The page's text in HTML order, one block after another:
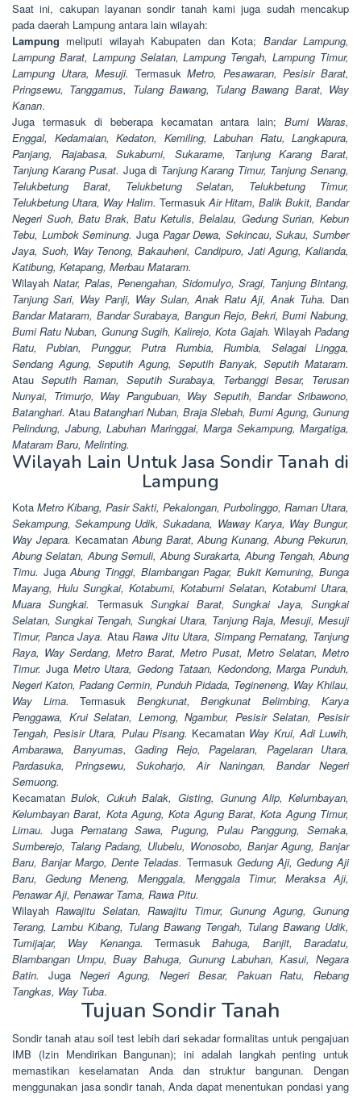
Saat ini, cakupan layanan sondir tanah kami juga sudah mencakup
pada daerah Lampung antara lain wilayah:
Lampung meliputi wilayah Kabupaten dan Kota; Bandar Lampung,
Lampung Barat, Lampung Selatan, Lampung Tengah, Lampung Timur,
Lampung Utara, Mesuji. TermasukMetro, Pesawaran, Pesisir Barat,
Pringsewu, Tanggamus, Tulang Bawang, Tulang Bawang Barat, Way
Kanan.
Juga termasuk di beberapa kecamatan antara lain;Bumi Waras,
Enggal, Kedamaian, Kedaton, Kemiling, Labuhan Ratu, Langkapura,
Panjang, Rajabasa, Sukabumi, Sukarame, Tanjung Karang Barat,
Tanjung Karang Pusat. Juga di Tanjung Karang Timur, Tanjung Senang,
Telukbetung Barat, Telukbetung Selatan, Telukbetung Timur,
Telukbetung Utara, Way Halim. TermasukAir Hitam, Balik Bukit, Bandar
Negeri Suoh, Batu Brak, Batu Ketulis, Belalau, Gedung Surian, Kebun
Tebu, Lumbok Seminung. JugaPagar Dewa, Sekincau, Sukau, Sumber
Jaya, Suoh, Way Tenong, Bakauheni, Candipuro, Jati Agung, Kalianda,
Katibung, Ketapang, Merbau Mataram.
Wilayah Natar, Palas, Penengahan, Sidomulyo, Sragi, Tanjung Bintang,
Tanjung Sari, Way Panji, Way Sulan, Anak Ratu Aji, Anak Tuha. Dan
Bandar Mataram, Bandar Surabaya, Bangun Rejo, Bekri, Bumi Nabung,
Bumi Ratu Nuban, Gunung Sugih, Kalirejo, Kota Gajah. WilayahPadang
Ratu, Pubian, Punggur, Putra Rumbia, Rumbia, Selagai Lingga,
Sendang Agung, Seputih Agung, Seputih Banyak, Seputih Mataram.
Atau Seputih Raman, Seputih Surabaya, Terbanggi Besar, Terusan
Nunyai, Trimurjo, Way Pangubuan, Way Seputih, Bandar Sribawono,
Batanghari. Atau Batanghari Nuban, Braja Slebah, Bumi Agung, Gunung
Pelindung, Jabung, Labuhan Maringgai, Marga Sekampung, Margatiga,
Mataram Baru, Melinting.
Wilayah Lain Untuk Jasa Sondir Tanah di
Lampung
Kota Metro Kibang, Pasir Sakti, Pekalongan, Purbolinggo, Raman Utara,
Sekampung, Sekampung Udik, Sukadana, Waway Karya, Way Bungur,
Way Jepara. KecamatanAbung Barat, Abung Kunang, Abung Pekurun,
Abung Selatan, Abung Semuli, Abung Surakarta, Abung Tengah, Abung
Timu. JugaAbung Tinggi, Blambangan Pagar, Bukit Kemuning, Bunga
Mayang, Hulu Sungkai, Kotabumi, Kotabumi Selatan, Kotabumi Utara,
Muara Sungkai. TermasukSungkai Barat, Sungkai Jaya, Sungkai
Selatan, Sungkai Tengah, Sungkai Utara, Tanjung Raja, Mesuji, Mesuji
Timur, Panca Jaya. AtauRawa Jitu Utara, Simpang Pematang, Tanjung
Raya, Way Serdang, Metro Barat, Metro Pusat, Metro Selatan, Metro
Timur. JugaMetro Utara, Gedong Tataan, Kedondong, Marga Punduh,
Negeri Katon, Padang Cermin, Punduh Pidada, Tegineneng, Way Khilau,
Way Lima. Termasuk Bengkunat, Bengkunat Belimbing, Karya
Penggawa, Krui Selatan, Lemong, Ngambur, Pesisir Selatan, Pesisir
Tengah, Pesisir Utara, Pulau Pisang. Kecamatan Way Krui, Adi Luwih,
Ambarawa, Banyumas, Gading Rejo, Pagelaran, Pagelaran Utara,
Pardasuka, Pringsewu, Sukoharjo, Air Naningan, Bandar Negeri
Semuong.
KecamatanBulok, Cukuh Balak, Gisting, Gunung Alip, Kelumbayan,
Kelumbayan Barat, Kota Agung, Kota Agung Barat, Kota Agung Timur,
Limau. Juga Pematang Sawa, Pugung, Pulau Panggung, Semaka,
Sumberejo, Talang Padang, Ulubelu, Wonosobo, Banjar Agung, Banjar
Baru, Banjar Margo, Dente Teladas. TermasukGedung Aji, Gedung Aji
Baru, Gedung Meneng, Menggala, Menggala Timur, Meraksa Aji,
Penawar Aji, Penawar Tama, Rawa Pitu.
WilayahRawajitu Selatan, Rawajitu Timur, Gunung Agung, Gunung
Terang, Lambu Kibang, Tulang Bawang Tengah, Tulang Bawang Udik,
Tumijajar, Way Kenanga. Termasuk Bahuga, Banjit, Baradatu,
Blambangan Umpu, Buay Bahuga, Gunung Labuhan, Kasui, Negara
Batin. Juga Negeri Agung, Negeri Besar, Pakuan Ratu, Rebang
Tangkas, Way Tuba.
Tujuan Sondir Tanah
Sondir tanah atau soil test lebih dari sekadar formalitas untuk pengajuan
IMB (Izin Mendirikan Bangunan); ini adalah langkah penting untuk
memastikan keselamatan Anda dan struktur bangunan. Dengan
menggunakan jasa sondir tanah, Anda dapat menentukan pondasi yang